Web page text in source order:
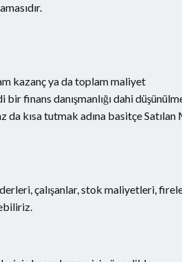
kazanç ya da toplam maliyet
finans danışmanlığı dahi
kısa tutmak adına basitçe Satılan
çalışanlar, stok maliyetleri,